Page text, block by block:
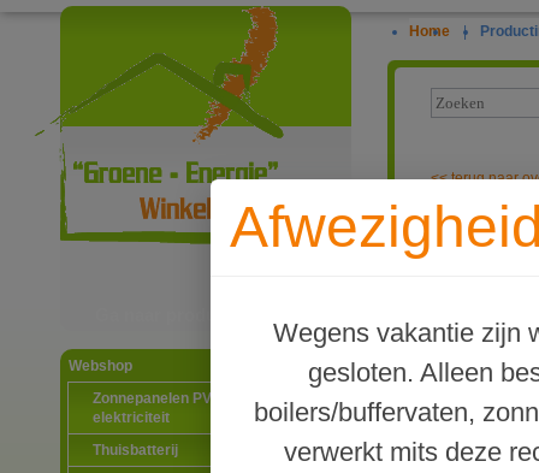
Webshop
Zonnepanelen PV-systemen
elektriciteit
Thuisbatterij
Home |
Wegens vakantie zijn
gesloten. Alleen
boilers/buffervaten,
verwerkt mits deze
<<terug naar
Evohome